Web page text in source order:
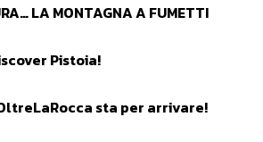
LA MONTAGNA A FUMETTI
Pistoia!
sta per arrivare!